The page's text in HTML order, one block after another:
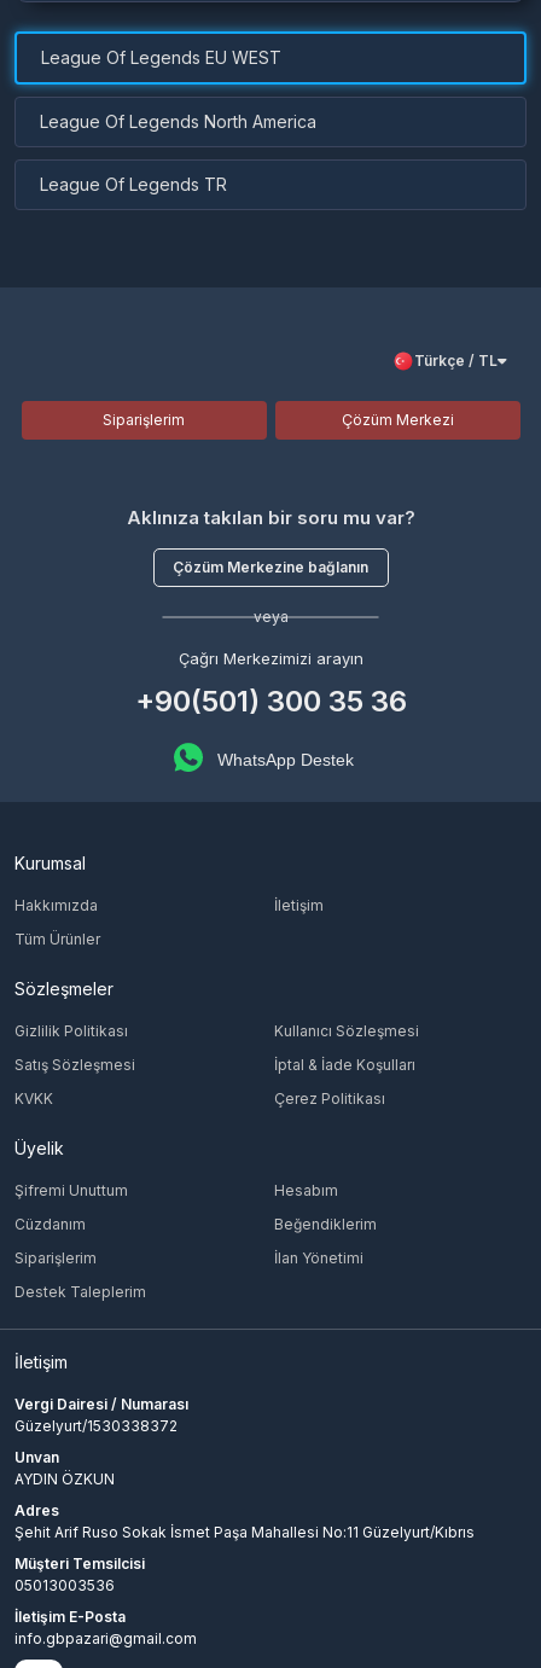
League Of Legends EU WEST
League Of Legends North America
League Of Legends TR
Türkçe / TL
Siparişlerim Çözüm Merkezi
Aklınıza takılan bir soru mu var?
Çözüm Merkezine bağlanın
veya
Çağrı Merkezimizi arayın
+90(501) 300 35 36
WhatsApp Destek
Kurumsal
Hakkımızda
İletişim
Tüm Ürünler
Sözleşmeler
Gizlilik Politikası
Kullanıcı Sözleşmesi
Satış Sözleşmesi
İptal & İade Koşulları
KVKK
Çerez Politikası
Üyelik
Şifremi Unuttum
Hesabım
Cüzdanım
Beğendiklerim
Siparişlerim
İlan Yönetimi
Destek Taleplerim
İletişim
Vergi Dairesi / Numarası
Güzelyurt/1530338372
Unvan
AYDIN ÖZKUN
Adres
Şehit Arif Ruso Sokak İsmet Paşa Mahallesi No:11 Güzelyurt/Kıbrıs
Müşteri Temsilcisi
05013003536
İletişim E-Posta
info.gbpazari@gmail.com